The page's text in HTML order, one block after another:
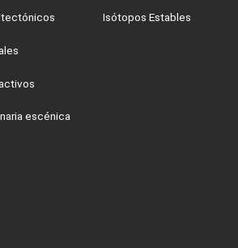
escénica
Isótopos Estables